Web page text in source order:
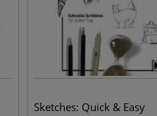
Sketches: Quick & Easy